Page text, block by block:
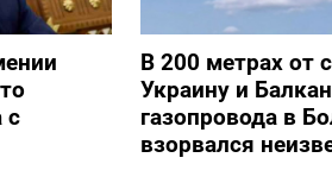
с
В 200 метрах от
Украину и
газопровода в
взорвался